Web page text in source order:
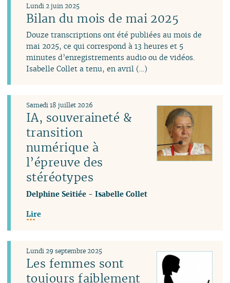
Bilan du mois de mai 2025
Lundi 2 juin 2025
Douze transcriptions ont été publiées au mois de
mai 2025, ce qui correspond à 13 heures et 5
minutes d’enregistrements audio ou de vidéos.
Isabelle Collet a tenu, en avril (…)
IA, souveraineté &
transition
numérique à
l’épreuve des
stéréotypes
Samedi 18 juillet 2026
Delphine Seitiée -Isabelle Collet
Lire
Les femmes sont
toujours faiblement
Lundi 29 septembre 2025